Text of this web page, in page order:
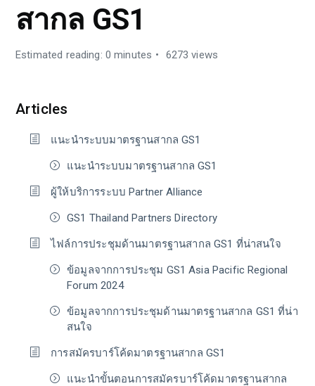
สากล GS1
Estimated reading: 0 minutes 6273 views
Articles
แนะนำระบบมาตรฐานสากล GS1
แนะนำระบบมาตรฐานสากล GS1
ผู้ให้บริการระบบ Partner Alliance
GS1 Thailand Partners Directory
ไฟล์การประชุมด้านมาตรฐานสากล GS1 ที่น่าสนใจ
ข้อมูลจากการประชุม GS1 Asia Pacific Regional
Forum 2024
ข้อมูลจากการประชุมด้านมาตรฐานสากล GS1 ที่น่า
สนใจ
การสมัครบาร์โค้ดมาตรฐานสากล GS1
แนะนำขั้นตอนการสมัครบาร์โค้ดมาตรฐานสากล